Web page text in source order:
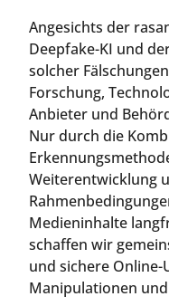
Angesichts der
Deepfake-KI und
solcher
Forschung,
Anbieter und
Nur durch die
Weiterentwicklung
Medieninhalte
schaffen wir
und sichere
Manipulationen